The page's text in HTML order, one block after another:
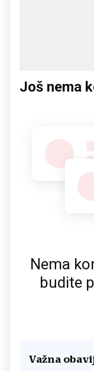
Još nema
Nema
budite
Važna